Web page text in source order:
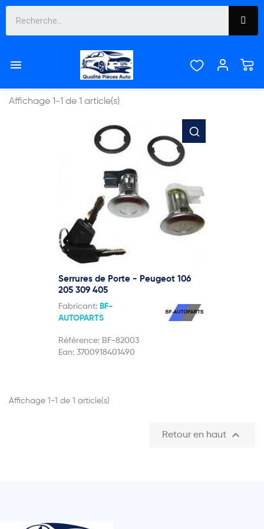

309

Affichage 1-1 de 1 article(s)
Serrures de Porte - Peugeot 106
205 309 405
Fabricant: BF-
AUTOPARTS
Référence: BF-82003
Ean: 3700918401490
Affichage 1-1 de 1 article(s)
Retour en haut 